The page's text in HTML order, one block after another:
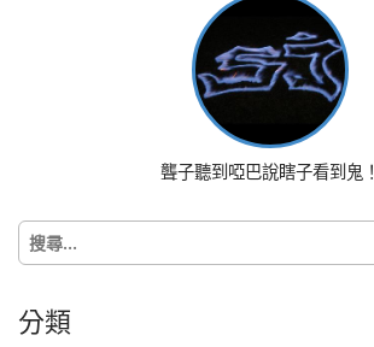
聾子聽到啞巴說瞎子看到鬼！
搜
尋
字:
分類